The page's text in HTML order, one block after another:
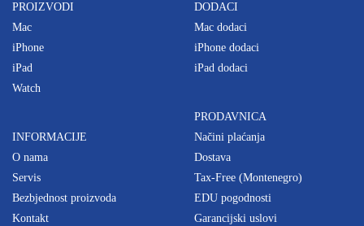
PROIZVODI
Mac
iPhone
iPad
Watch
INFORMACIJE
O nama
Servis
Bezbjednost proizvoda
Kontakt
DODACI
Mac dodaci
iPhone dodaci
iPad dodaci
PRODAVNICA
Načini plaćanja
Dostava
Tax-Free (Montenegro)
EDU pogodnosti
Garancijski uslovi